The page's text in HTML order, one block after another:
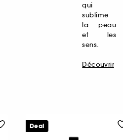
qui
sublime
la peau
et les
sens.
Découvrir
Deal